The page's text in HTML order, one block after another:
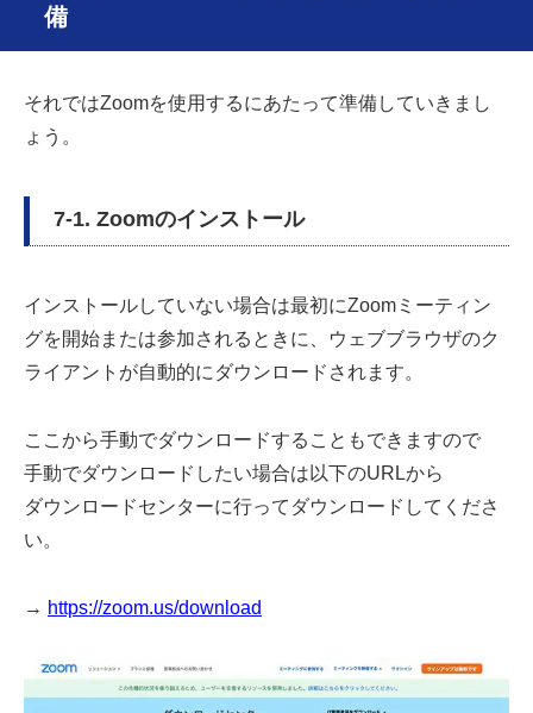
備
それではZoomを使用するにあたって準備していきまし
ょう。
7-1. Zoomのインストール
インストールしていない場合は最初にZoomミーティン
グを開始または参加されるときに、ウェブブラウザのク
ライアントが自動的にダウンロードされます。
ここから手動でダウンロードすることもできますので
手動でダウンロードしたい場合は以下のURLから
ダウンロードセンターに行ってダウンロードしてくださ
い。
→ https://zoom.us/download